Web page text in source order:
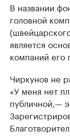
В названии
головной
является
компаний его
Чиркунов не
«У меня нет
публичной,—